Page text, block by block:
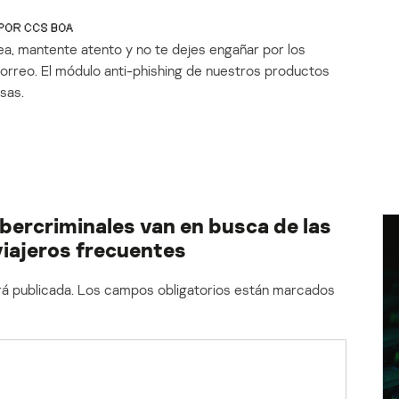
mantente atento y no te dejes engañar por los
El módulo anti-phishing de nuestros productos
van en busca de las
frecuentes
publicada. Los campos obligatorios están marcados